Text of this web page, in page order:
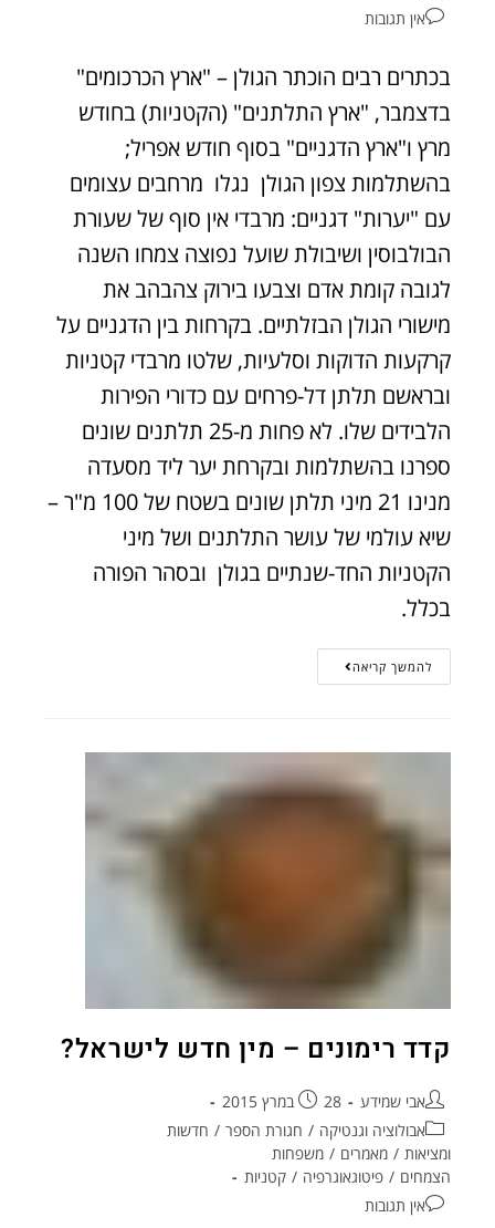
אין תגובות
בכתרים רבים הוכתר הגולן – "ארץ הכרכומים"
בדצמבר, "ארץ התלתנים" (הקטניות) בחודש
מרץ ו"ארץ הדגניים" בסוף חודש אפריל;
בהשתלמות צפון הגולן נגלו מרחבים עצומים
עם "יערות" דגניים: מרבדי אין סוף של שעורת
הבולבוסין ושיבולת שועל נפוצה צמחו השנה
לגובה קומת אדם וצבעו בירוק צהבהב את
מישורי הגולן הבזלתיים. בקרחות בין הדגניים על
קרקעות הדוקות וסלעיות, שלטו מרבדי קטניות
ובראשם תלתן דל-פרחים עם כדורי הפירות
הלבידים שלו. לא פחות מ-25 תלתנים שונים
ספרנו בהשתלמות ובקרחת יער ליד מסעדה
מנינו 21 מיני תלתן שונים בשטח של 100 מ"ר –
שיא עולמי של עושר התלתנים ושל מיני
הקטניות החד-שנתיים בגולן ובסהר הפורה
בכלל.
להמשך קריאה
קדד רימונים – מין חדש לישראל?
אבי שמידע
28 במרץ 2015
אבולוציה וגנטיקה / חגורת הספר / חדשות
ומציאות / מאמרים / משפחות
הצמחים / פיטוגאוגרפיה / קטניות
אין תגובות